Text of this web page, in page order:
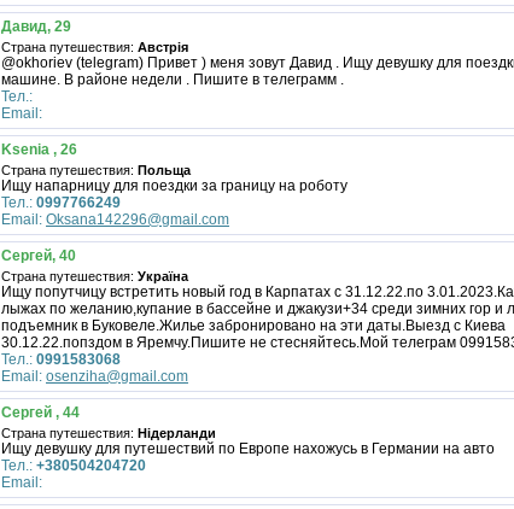
Давид, 29
Страна путешествия: Австрія
@okhoriev (telegram) Привет ) меня зовут Давид . Ищу девушку для
машине. В районе недели . Пишите в телеграмм .
Тел.:
Email:
Ksenia , 26
Страна путешествия: Польща
Ищу напарницу для поездки за границу на роботу
Тел.: 0997766249
Email: Oksana142296@gmail.com
Сергей, 40
Страна путешествия: Україна
Ищу попутчицу встретить новый год в Карпатах с 31.12.22.по
лыжах по желанию,купание в бассейне и джакузи+34 среди зимних гор и
подъемник в Буковеле.Жилье забронировано на эти даты.Выезд с Киева
30.12.22.попздом в Яремчу.Пишите не стесняйтесь.Мой телеграм
Тел.: 0991583068
Email: osenziha@gmail.com
Сергей , 44
Страна путешествия: Нідерланди
Ищу девушку для путешествий по Европе нахожусь в Германии на авто
Тел.: +380504204720
Email: